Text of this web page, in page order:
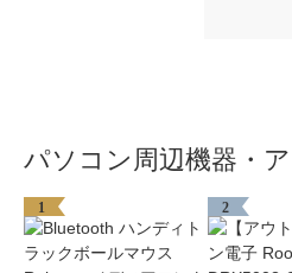
パソコン周辺機器・
1 2